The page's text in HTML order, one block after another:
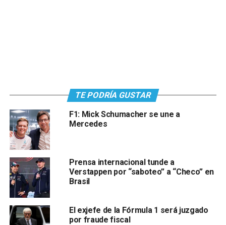
TE PODRÍA GUSTAR
F1: Mick Schumacher se une a
Mercedes
Prensa internacional tunde a
Verstappen por “saboteo” a “Checo” en
Brasil
El exjefe de la Fórmula 1 será juzgado
por fraude fiscal